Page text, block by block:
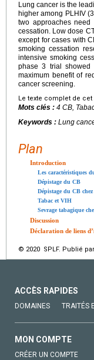
Lung cancer is the
higher among PLHIV
two approaches
cessation. Low dose
except for cases with
smoking cessation
intensive smoking
phase 3 trial showed
maximum benefit of
cancer screening.
Le texte complet de
Mots clés : 4 CB,
Keywords : Lung
Plan
Introduction
Les caractéristiques
Dépistage du CB
Dépistage du CB
Tabac et VIH
Sevrage tabagique
Discussion
Déclaration de liens
© 2020 SPLF. Publié
ACCÈS RAPIDES
DOMAINES TRAITÉS
MON COMPTE
CRÉER UN COMPTE